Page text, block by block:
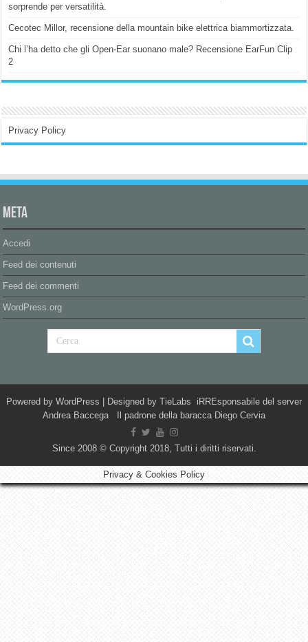
sorprende per versatilità.
Cecotec Millor, recensione della mountain bike elettrica biammortizzata.
Chi l’ha detto che gli Open-Ear suonano male? Recensione EarFun Clip
2
Privacy Policy
Meta
Accedi
Feed dei contenuti
Feed dei commenti
WordPress.org
Powered by WordPress | Designed by TieLabs iRREsponsabile del server
Andrea Baccega Il padrone della baracca Diego Cervia
Since 2008 © Copyright 2018, Tutti i diritti riservati.
Privacy & Cookies Policy